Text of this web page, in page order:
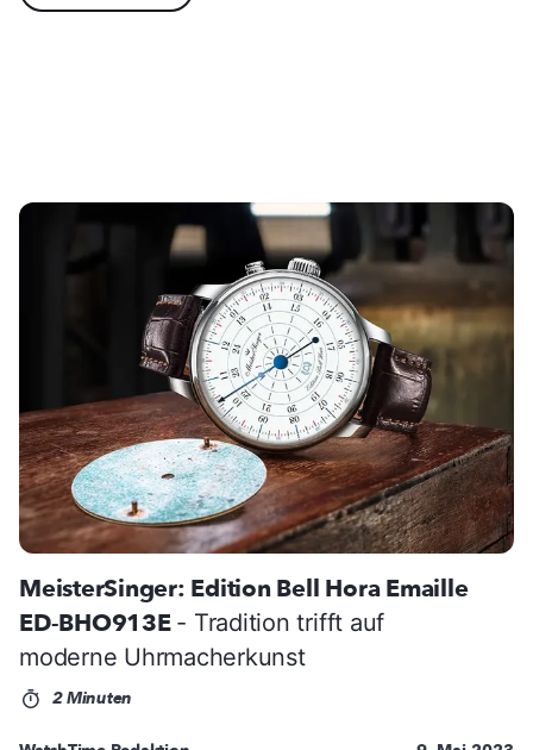
MeisterSinger: Edition Bell Hora Emaille
ED-BHO913E - Tradition trifft auf
moderne Uhrmacherkunst
2 Minuten